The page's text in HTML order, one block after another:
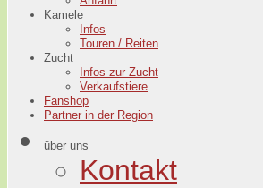
Kamele
Infos
Touren / Reiten
Zucht
Infos zur Zucht
Verkaufstiere
Fanshop
Partner in der Region
über uns
Kontakt